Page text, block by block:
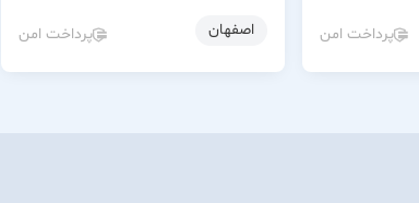
پرداخت امن
اصفهان
پرداخت امن